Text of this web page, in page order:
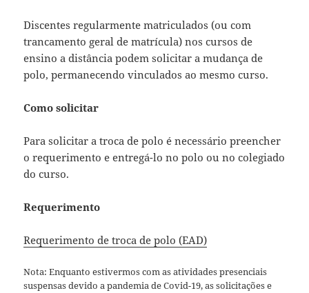
Discentes regularmente matriculados (ou com
trancamento geral de matrícula) nos cursos de
ensino a distância podem solicitar a mudança de
polo, permanecendo vinculados ao mesmo curso.
Como solicitar
Para solicitar a troca de polo é necessário preencher
o requerimento e entregá-lo no polo ou no colegiado
do curso.
Requerimento
Requerimento de troca de polo (EAD)
Nota: Enquanto estivermos com as atividades presenciais
suspensas devido a pandemia de Covid-19, as solicitações e